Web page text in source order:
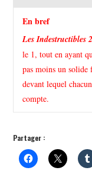
En bref
Les Indestructibles 2
le 1, tout en ayant
pas moins un
devant lequel
compte.
Partager :